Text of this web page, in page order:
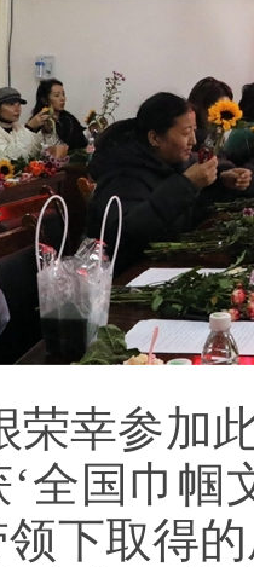
荣幸参加
全国巾帼
下取得